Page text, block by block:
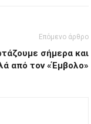
Επόμενο άρθρο
σήμερα και
από τον «Έμβολο»